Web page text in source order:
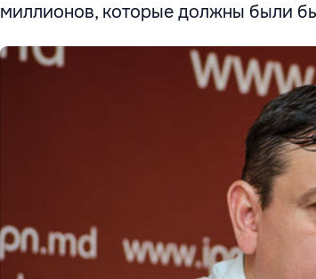
миллионов, которые должны были